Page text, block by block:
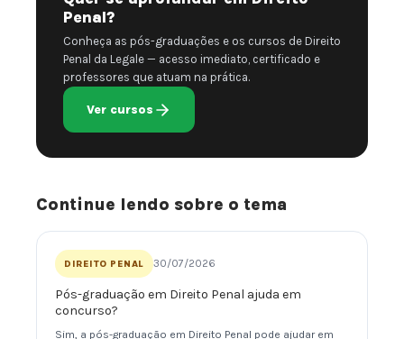
Penal?
Conheça as pós-graduações e os cursos de Direito
Penal da Legale — acesso imediato, certificado e
professores que atuam na prática.
Ver cursos
Continue lendo sobre o tema
DIREITO PENAL 30/07/2026
Pós-graduação em Direito Penal ajuda em
concurso?
Sim, a pós-graduação em Direito Penal pode ajudar em